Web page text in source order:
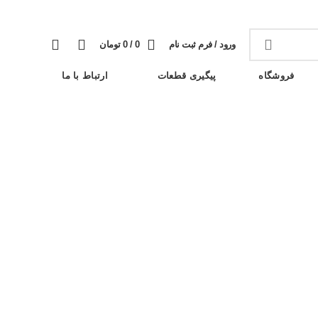
ورود / فرم ثبت نام 0
/
0 تومان
فروشگاه پیگیری قطعات ارتباط با ما